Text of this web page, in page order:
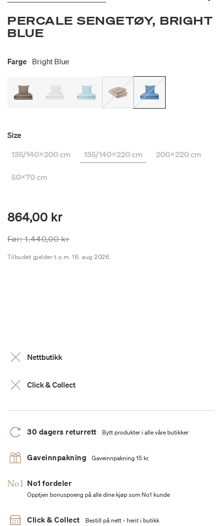
PERCALE SENGETØY, BRIGHT
BLUE
Farge Bright Blue
Size
135/140x200 cm
135/140x220 cm 200x220 cm
50x70 cm
864,00 kr
Prisen er nedsatt fra
Før:1.440,00 krtil
Tilbudet gjelder t.o.m. 16. aug 2026.
Nettbutikk
Click & Collect
30 dagers returrett Bytt produkter i alle våre butikker
Gaveinnpakning Gaveinnpakning 15 kr.
No1 fordeler
Opptjen bonuspoeng på alle dine kjøp som No1 kunde
Click & Collect Bestill på nett - hent i butikk